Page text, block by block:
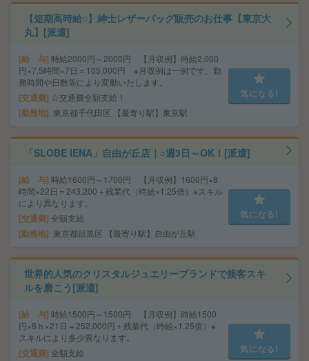
【短期高時給○】紳士レザーバッグ販売のお仕事【東京大
丸】[派遣]
給 与 時給2000円～2000円 【月収例】時給2,000
円×7.5時間×7日＝105,000円 ※月収例は一例です。勤
務時間や日数等により変動いたします。
交通費 ☆交通費全額支給！
勤務地 東京都千代田区 【最寄り駅】東京駅
気になる!
「SLOBE IENA」自由が丘店｜○週3日～OK！[派遣]
給 与 時給1600円～1700円 【月収例】1600円×8
時間×22日＝243,200＋残業代（時給×1.25倍）※スキル
により異なります。
交通費 全額支給
勤務地 東京都目黒区 【最寄り駅】自由が丘駅
気になる!
世界的人気のクリスタルジュエリーブランドで接客スキ
ルを磨こう[派遣]
給 与 時給1500円～1500円 【月収例】時給1500
円×8ｈ×21日＝252,000円＋残業代（時給×1.25倍）※
スキルにより多少異なります。
交通費 全額支給 気になる!